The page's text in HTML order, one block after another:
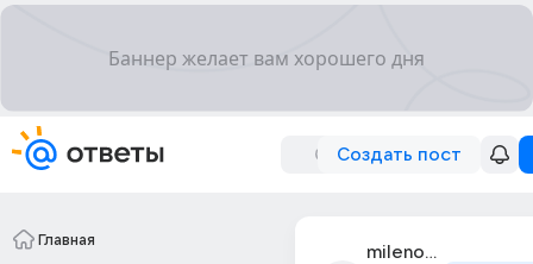
Создать пост
Главная
milenochka_126